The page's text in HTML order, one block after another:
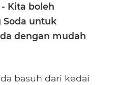
Kita boleh
Soda untuk
dengan mudah
basuh dari kedai